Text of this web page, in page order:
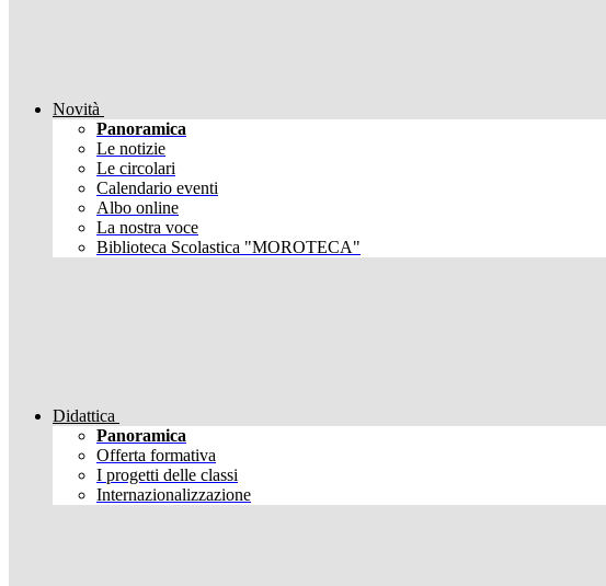
Novità
Panoramica
Le notizie
Le circolari
Calendario eventi
Albo online
La nostra voce
Biblioteca Scolastica "MOROTECA"
Didattica
Panoramica
Offerta formativa
I progetti delle classi
Internazionalizzazione